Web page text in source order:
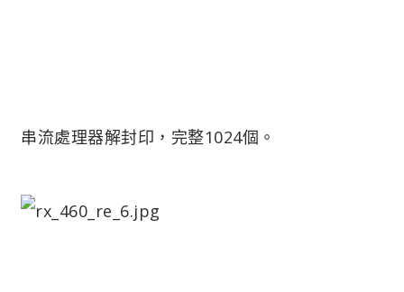
串流處理器解封印，完整1024個。